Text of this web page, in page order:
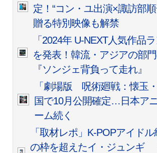
定！“コン・ユ出演×諏訪部
贈る特別映像も解禁
「2024年 U-NEXT人気作品ラ
を発表！韓流・アジアの部
『ソンジェ背負って走れ』
「劇場版 呪術廻戦：懐玉
国で10月公開確定…日本ア
ーム続く
「取材レポ」K-POPアイド
の枠を超えたイ・ジュンギ